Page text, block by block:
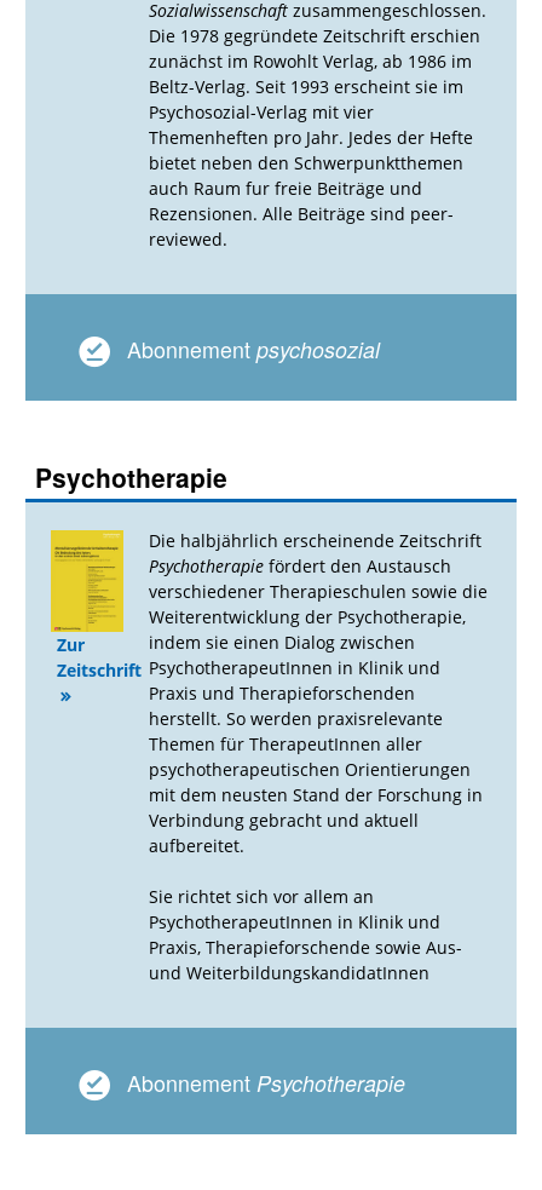
Sozialwissenschaftzusammengeschlossen.
Die 1978 gegründete Zeitschrift erschien
zunächst im Rowohlt Verlag, ab 1986 im
Beltz-Verlag. Seit 1993 erscheint sie im
Psychosozial-Verlag mit vier
Themenheften pro Jahr. Jedes der Hefte
bietet neben den Schwerpunktthemen
auch Raum fur freie Beiträge und
Rezensionen. Alle Beiträge sind peer-
reviewed.
Abonnement psychosozial
Psychotherapie
Zur
Zeitschrift
Die halbjährlich erscheinende Zeitschrift
Psychotherapiefördert den Austausch
verschiedener Therapieschulen sowie die
Weiterentwicklung der Psychotherapie,
indem sie einen Dialog zwischen
PsychotherapeutInnen in Klinik und
Praxis und Therapieforschenden
herstellt. So werden praxisrelevante
Themen für TherapeutInnen aller
psychotherapeutischen Orientierungen
mit dem neusten Stand der Forschung in
Verbindung gebracht und aktuell
aufbereitet.
Sie richtet sich vor allem an
PsychotherapeutInnen in Klinik und
Praxis, Therapieforschende sowie Aus-
und WeiterbildungskandidatInnen
Abonnement Psychotherapie